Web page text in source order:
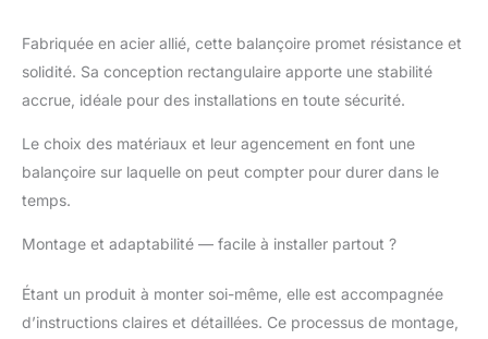
avec accessoires pour
un montage simplifié
Fabriquée en acier allié, cette balançoire promet résistance et
solidité. Sa conception rectangulaire apporte une stabilité
accrue, idéale pour des installations en toute sécurité.
Le choix des matériaux et leur agencement en font une
balançoire sur laquelle on peut compter pour durer dans le
temps.
Montage et adaptabilité — facile à installer partout ?
Étant un produit à monter soi-même, elle est accompagnée
d’instructions claires et détaillées. Ce processus de montage,